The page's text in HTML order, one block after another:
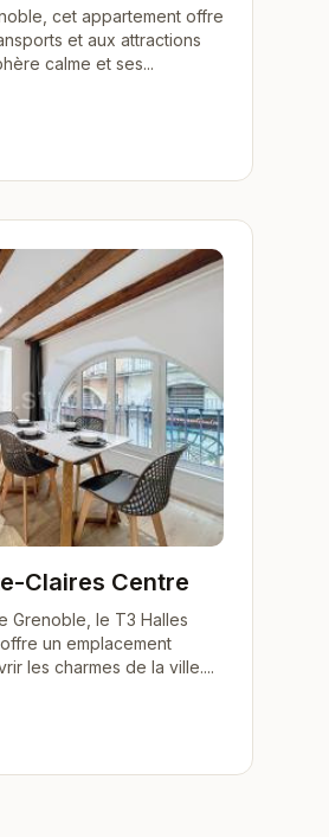
cet appartement offre
et aux attractions
calme et ses...
Claires Centre
Grenoble, le T3 Halles
un emplacement
les charmes de la ville....